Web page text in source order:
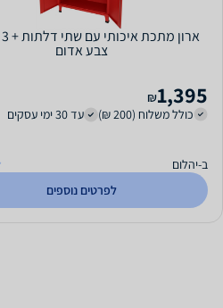
צבע אדום
1,395
₪
כולל משלוח (200 ₪)
עד 30 ימי עסקים
ב-יהלום
לפרטים נוספים